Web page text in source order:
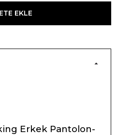
EKLE
Erkek Pantolon-